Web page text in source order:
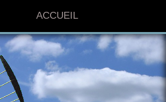
ACCUEIL